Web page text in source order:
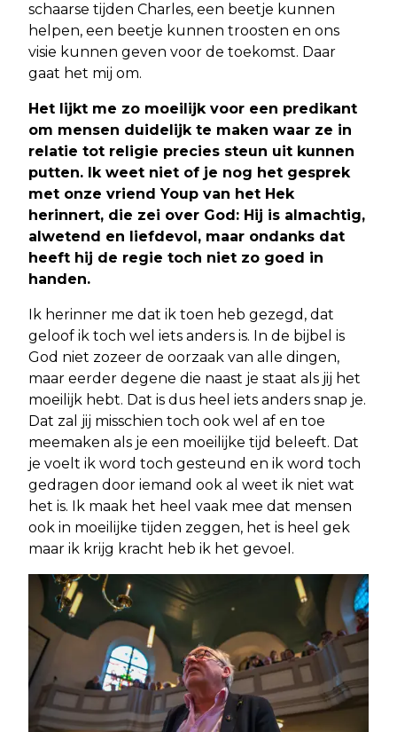
schaarse tijden Charles, een beetje kunnen
helpen, een beetje kunnen troosten en ons
visie kunnen geven voor de toekomst. Daar
gaat het mij om.
Het lijkt me zo moeilijk voor een predikant
om mensen duidelijk te maken waar ze in
relatie tot religie precies steun uit kunnen
putten. Ik weet niet of je nog het gesprek
met onze vriend Youp van het Hek
herinnert, die zei over God: Hij is almachtig,
alwetend en liefdevol, maar ondanks dat
heeft hij de regie toch niet zo goed in
handen.
Ik herinner me dat ik toen heb gezegd, dat
geloof ik toch wel iets anders is. In de bijbel is
God niet zozeer de oorzaak van alle dingen,
maar eerder degene die naast je staat als jij het
moeilijk hebt. Dat is dus heel iets anders snap je.
Dat zal jij misschien toch ook wel af en toe
meemaken als je een moeilijke tijd beleeft. Dat
je voelt ik word toch gesteund en ik word toch
gedragen door iemand ook al weet ik niet wat
het is. Ik maak het heel vaak mee dat mensen
ook in moeilijke tijden zeggen, het is heel gek
maar ik krijg kracht heb ik het gevoel.